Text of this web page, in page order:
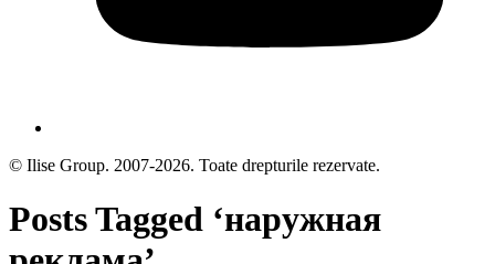
© Ilise Group. 2007-2026. Toate drepturile rezervate.
Posts Tagged ‘наружная